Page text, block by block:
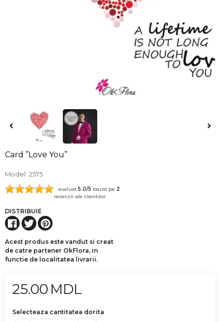
Card ”Love You”
Model 2575
evaluat 5.0/5 bazat pe 2
recenzii ale clientilor
DISTRIBUIE
Acest produs este vandut si creat
de catre partener OkFlora, in
functie de localitatea livrarii.
25.00 MDL
Selecteaza cantitatea dorita